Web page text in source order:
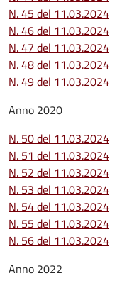
N. 45 del 11.03.2024
N. 46 del 11.03.2024
N. 47 del 11.03.2024
N. 48 del 11.03.2024
N. 49 del 11.03.2024
Anno 2020
N. 50 del 11.03.2024
N. 51 del 11.03.2024
N. 52 del 11.03.2024
N. 53 del 11.03.2024
N. 54 del 11.03.2024
N. 55 del 11.03.2024
N. 56 del 11.03.2024
Anno 2022